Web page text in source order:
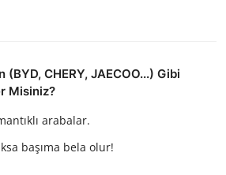
CHERY, JAECOO...) Gibi
Misiniz?
arabalar.
başıma bela olur!